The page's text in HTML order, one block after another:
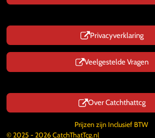
Privacyverklaring
Veelgestelde Vragen
Over Catchthattcg
Prijzen zijn Inclusief BTW
© 2025 - 2026 CatchThatTcg.nl